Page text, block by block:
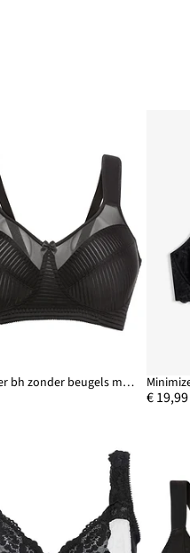
Minimizer bh zonder beugels met gewatteerde bandjes
€ 19,99